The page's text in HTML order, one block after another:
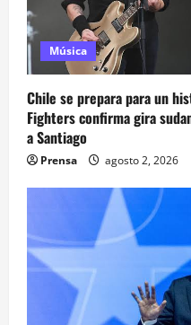
Música
Chile se prepara para un
Fighters confirma gira
a Santiago
Prensa agosto 2, 2026